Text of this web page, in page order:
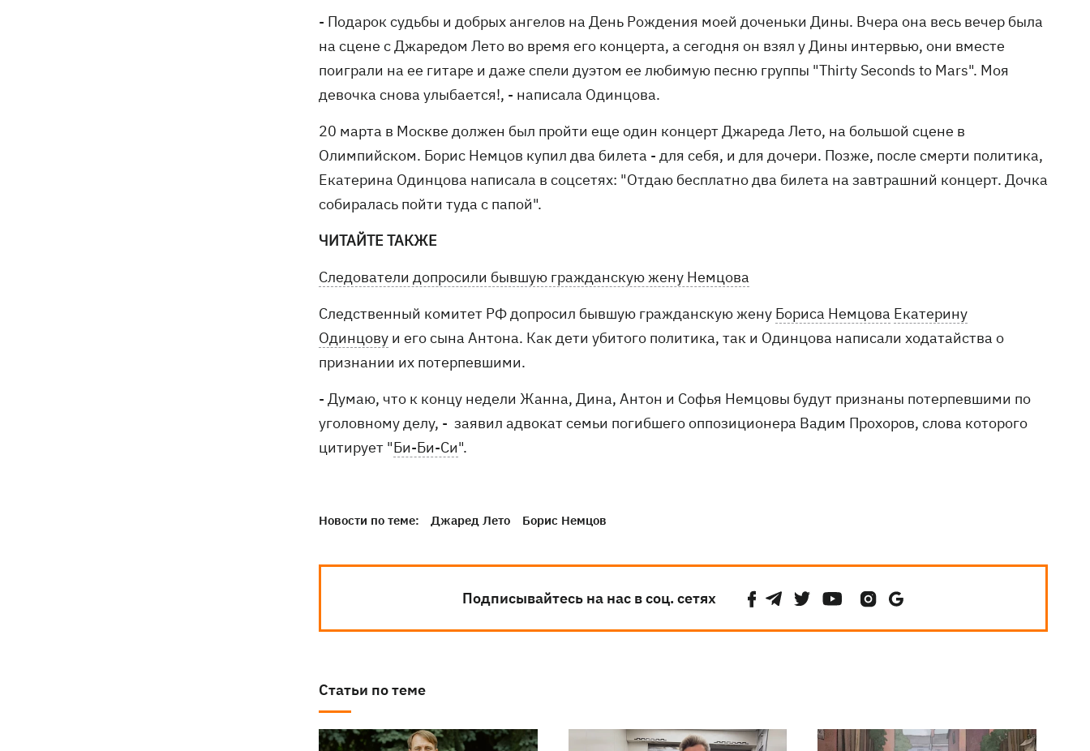
- Подарок судьбы и добрых ангелов на День Рождения моей доченьки Дины. Вчера она весь вечер была
на сцене с Джаредом Лето во время его концерта, а сегодня он взял у Дины интервью, они вместе
поиграли на ее гитаре и даже спели дуэтом ее любимую песню группы "Thirty Seconds to Mars". Моя
девочка снова улыбается!, - написала Одинцова.
20 марта в Москве должен был пройти еще один концерт Джареда Лето, на большой сцене в
Олимпийском. Борис Немцов купил два билета - для себя, и для дочери. Позже, после смерти политика,
Екатерина Одинцова написала в соцсетях: "Отдаю бесплатно два билета на завтрашний концерт. Дочка
собиралась пойти туда с папой".
ЧИТАЙТЕ ТАКЖЕ
Следователи допросили бывшую гражданскую жену Немцова
Следственный комитет РФ допросил бывшую гражданскую жену Бориса Немцова Екатерину
Одинцову и его сына Антона. Как дети убитого политика, так и Одинцова написали ходатайства о
признании их потерпевшими.
- Думаю, что к концу недели Жанна, Дина, Антон и Софья Немцовы будут признаны потерпевшими по
уголовному делу, - заявил адвокат семьи погибшего оппозиционера Вадим Прохоров, слова которого
цитирует "Би-Би-Си".
Новости по теме: Джаред Лето Борис Немцов
Подписывайтесь на нас в соц. сетях
Статьи по теме